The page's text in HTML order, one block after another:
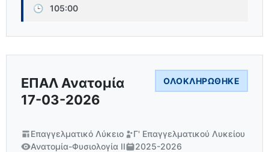
🕒 105:00
ΕΠΑΛ Ανατομία
17-03-2026
ΟΛΟΚΛΗΡΏΘΗΚΕ
Επαγγελματικό Λύκειο
Γ' Επαγγελματικού Λυκείου
Ανατομία-Φυσιολογία ΙΙ
2025-2026